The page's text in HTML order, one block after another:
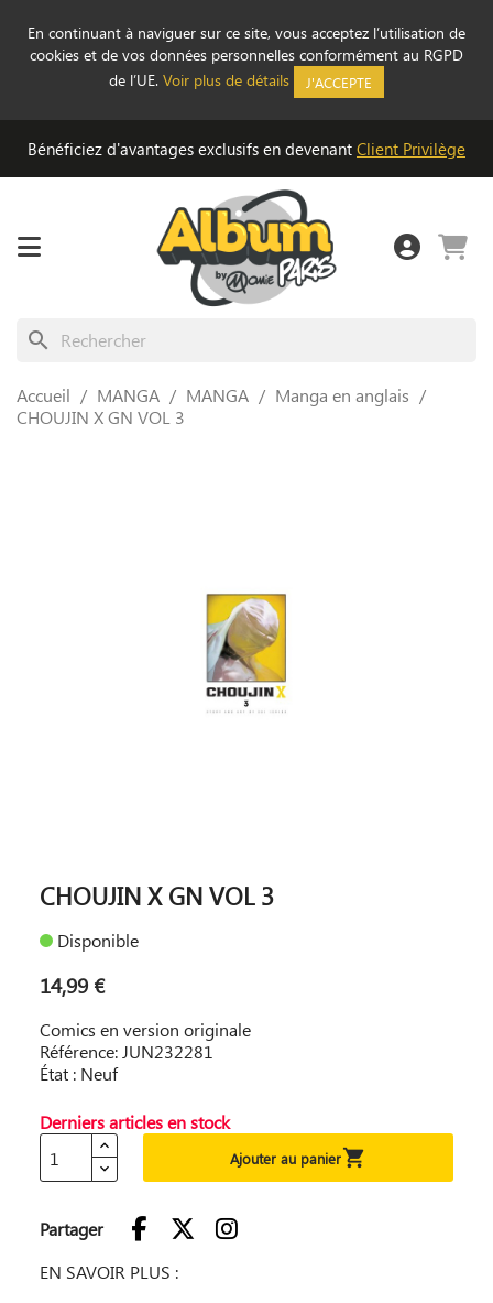
En continuant à naviguer sur ce site, vous acceptez l’utilisation de
cookies et de vos données personnelles conformément au RGPD
de l’UE. Voir plus de détails J'ACCEPTE
Bénéficiez d'avantages exclusifs en devenant Client Privilège
search
Accueil MANGA MANGA
Manga en anglais
CHOUJIN X GN VOL 3
CHOUJIN X GN VOL 3
Disponible
14,99 €
Comics en version originale
Référence: JUN232281
État : Neuf
Derniers articles en stock
Ajouter au panier
Partager
EN SAVOIR PLUS :